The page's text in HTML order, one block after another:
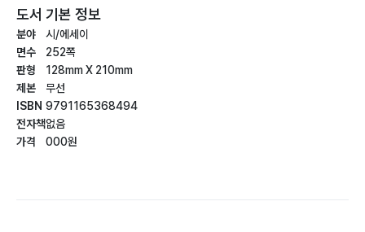
도서 기본 정보
분야
면수
판형
제본
ISBN
전자책
가격
시/에세이
252쪽
128mm X 210mm
무선
9791165368494
없음
000원